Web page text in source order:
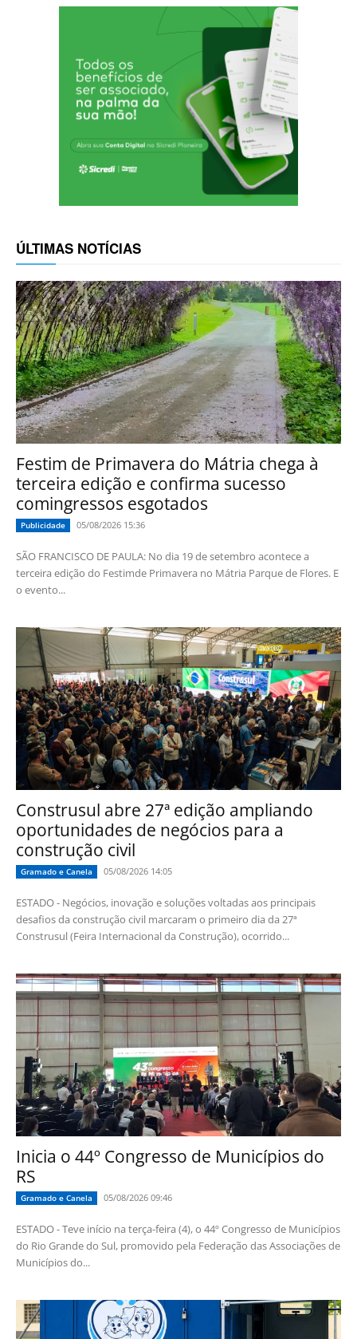
ÚLTIMAS NOTÍCIAS
Festim de Primavera do Mátria chega à
terceira edição e confirma sucesso
comingressos esgotados
Publicidade 05/08/2026 15:36
SÃO FRANCISCO DE PAULA: No dia 19 de setembro acontece a
terceira edição do Festimde Primavera no Mátria Parque de Flores. E
o evento...
Construsul abre 27ª edição ampliando
oportunidades de negócios para a
construção civil
Gramado e Canela 05/08/2026 14:05
ESTADO - Negócios, inovação e soluções voltadas aos principais
desafios da construção civil marcaram o primeiro dia da 27ª
Construsul (Feira Internacional da Construção), ocorrido...
Inicia o 44º Congresso de Municípios do
RS
Gramado e Canela 05/08/2026 09:46
ESTADO - Teve início na terça-feira (4), o 44º Congresso de Municípios
do Rio Grande do Sul, promovido pela Federação das Associações de
Municípios do...